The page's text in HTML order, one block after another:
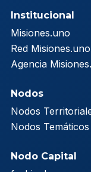
Institucional
Misiones.uno
Red Misiones.uno
Agencia
Nodos
Nodos
Nodos Temáticos
Nodo Capital